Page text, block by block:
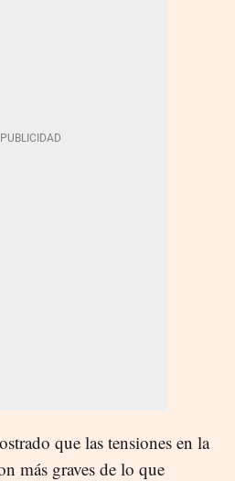
que las tensiones en la
más graves de lo que